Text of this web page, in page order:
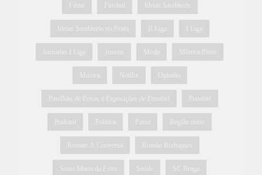
Filme Futebol Ideias Saudáveis
Ideias Saudáveis no Prato II Liga I Liga
Jornadas I Liga Jovens Moda Mónica Pinto
Música Netflix Opinião
Pavilhão de Feiras e Exposições de Penafiel Penafiel
Podcast Política Porto Região norte
Remate À Conversa Romão Rodrigues
Santa Maria da Feira Saúde SC Braga